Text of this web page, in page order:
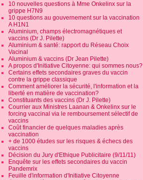
10 nouvelles questions à Mme Onkelinx sur la
grippe H7N9
10 questions au gouvernement sur la vaccination
A H1N1
Aluminium, champs électromagnétiques et
vaccins (Dr J. Pilette)
Aluminium & santé: rapport du Réseau Choix
Vacinal
Aluminium & vaccins (Dr Jean Pilette)
A propos d'Initiative Citoyenne: qui sommes nous?
Certains effets secondaires graves du vaccin
contre la grippe classique
Comment améliorer la sécurité, l'information et la
liberté en matière de vaccination?
Constituants des vaccins (Dr J. Pilette)
Courrier aux Ministres Laanan & Onkelinx sur le
forcing vaccinal via le remboursement sélectif de
vaccins
Coût financier de quelques maladies après
vaccination
+ de 1000 études sur les risques & échecs des
vaccins
Décision du Jury d'Ethique Publicitaire (9/11/11)
Enquête sur les effets secondaires du vaccin
Pandemrix
Feuille d'information d'Initiative Citoyenne